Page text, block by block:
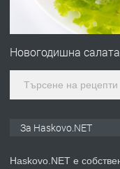
Новогодишна
За Haskovo.NET
Haskovo.NET е